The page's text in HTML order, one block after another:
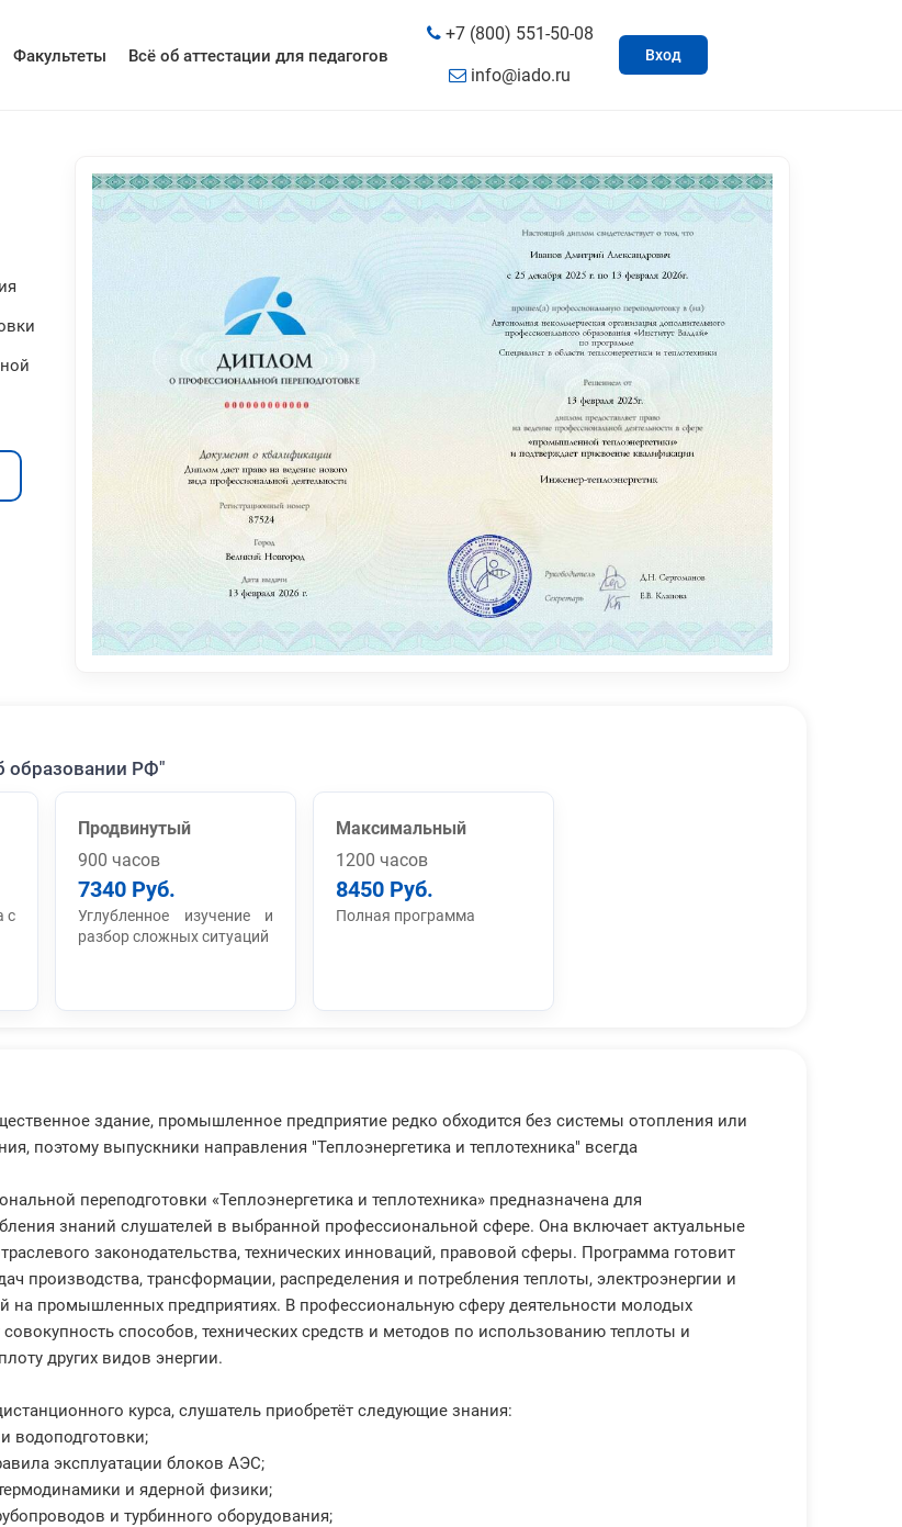
Факультеты Всё об аттестации для педагогов
+7 (800) 551-50-08
info@iado.ru
Вход
образовании РФ"
с
Продвинутый
900 часов
7340 Руб.
Углубленное изучение и
разбор сложных ситуаций
Максимальный
1200 часов
8450 Руб.
Полная программа
здание, промышленное предприятие редко обходится без системы отопления или
поэтому выпускники направления "Теплоэнергетика и теплотехника" всегда
переподготовки «Теплоэнергетика и теплотехника» предназначена для
знаний слушателей в выбранной профессиональной сфере. Она включает актуальные
законодательства, технических инноваций, правовой сферы. Программа готовит
производства, трансформации, распределения и потребления теплоты, электроэнергии и
на промышленных предприятиях. В профессиональную сферу деятельности молодых
способов, технических средств и методов по использованию теплоты и
других видов энергии.
курса, слушатель приобретёт следующие знания:
водоподготовки;
эксплуатации блоков АЭС;
и ядерной физики;
и турбинного оборудования;